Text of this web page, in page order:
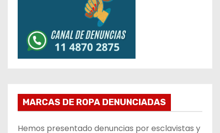
MARCAS DE ROPA DENUNCIADAS
Hemos presentado denuncias por esclavistas y